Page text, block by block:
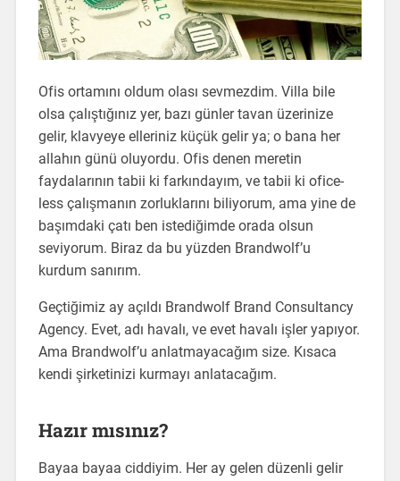
Ofis ortamını oldum olası sevmezdim. Villa bile
olsa çalıştığınız yer, bazı günler tavan üzerinize
gelir, klavyeye elleriniz küçük gelir ya; o bana her
allahın günü oluyordu. Ofis denen meretin
faydalarının tabii ki farkındayım, ve tabii ki ofice-
less çalışmanın zorluklarını biliyorum, ama yine de
başımdaki çatı ben istediğimde orada olsun
seviyorum. Biraz da bu yüzden Brandwolf’u
kurdum sanırım.
Geçtiğimiz ay açıldı Brandwolf Brand Consultancy
Agency. Evet, adı havalı, ve evet havalı işler yapıyor.
Ama Brandwolf’u anlatmayacağım size. Kısaca
kendi şirketinizi kurmayı anlatacağım.
Hazır mısınız?
Bayaa bayaa ciddiyim. Her ay gelen düzenli gelir